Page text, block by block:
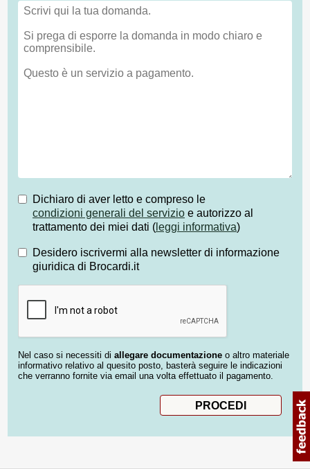
Dichiaro di aver letto e compreso le
condizioni generali del servizio e autorizzo al
trattamento dei miei dati ( leggi informativa)
Desidero iscrivermi alla newsletter di informazione
giuridica di Brocardi.it
Nel caso si necessiti di allegare documentazione o altro materiale
informativo relativo al quesito posto, basterà seguire le indicazioni
che verranno fornite via email una volta effettuato il pagamento.